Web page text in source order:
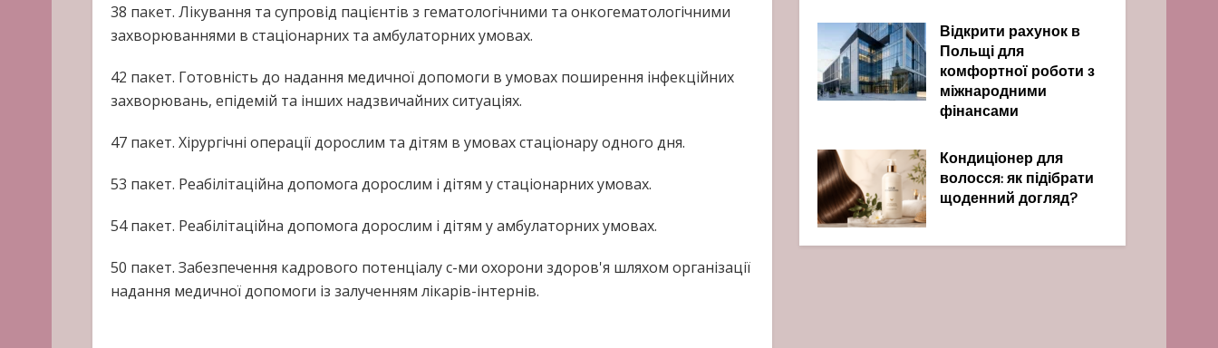
38 пакет. Лікування та супровід пацієнтів з гематологічними та онкогематологічними
захворюваннями в стаціонарних та амбулаторних умовах.
42 пакет. Готовність до надання медичної допомоги в умовах поширення інфекційних
захворювань, епідемій та інших надзвичайних ситуаціях.
47 пакет. Хірургічні операції дорослим та дітям в умовах стаціонару одного дня.
53 пакет. Реабілітаційна допомога дорослим і дітям у стаціонарних умовах.
54 пакет. Реабілітаційна допомога дорослим і дітям у амбулаторних умовах.
50 пакет. Забезпечення кадрового потенціалу с-ми охорони здоров'я шляхом організації
надання медичної допомоги із залученням лікарів-інтернів.
Відкрити рахунок в
Польщі для
комфортної роботи з
міжнародними
фінансами
Кондиціонер для
волосся: як підібрати
щоденний догляд?